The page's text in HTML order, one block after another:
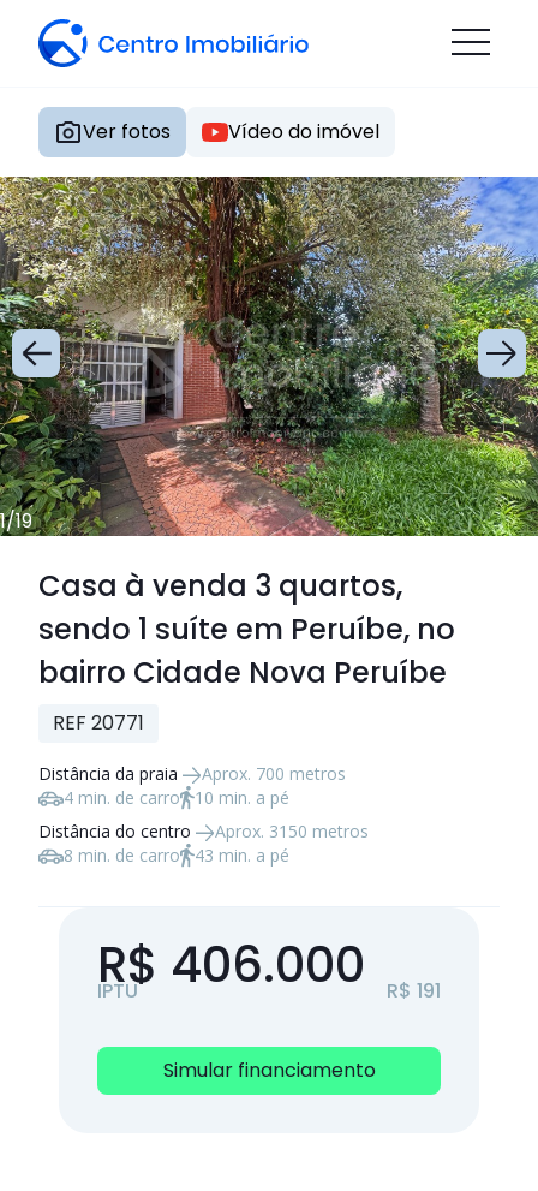
Ver fotos Vídeo do imóvel
1/19
Casa à venda 3 quartos,
sendo 1 suíte em Peruíbe, no
bairro Cidade Nova Peruíbe
REF 20771
Distância da praia
Aprox. 700 metros
4 min. de carro
10 min. a pé
Distância do centro
Aprox. 3150 metros
8 min. de carro
43 min. a pé
R$ 406.000
IPTU R$ 191
Simular financiamento